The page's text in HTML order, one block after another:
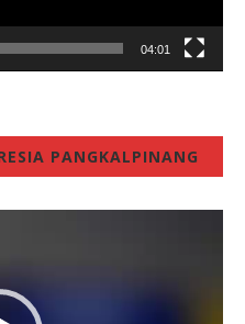
04:01
PANGKALPINANG